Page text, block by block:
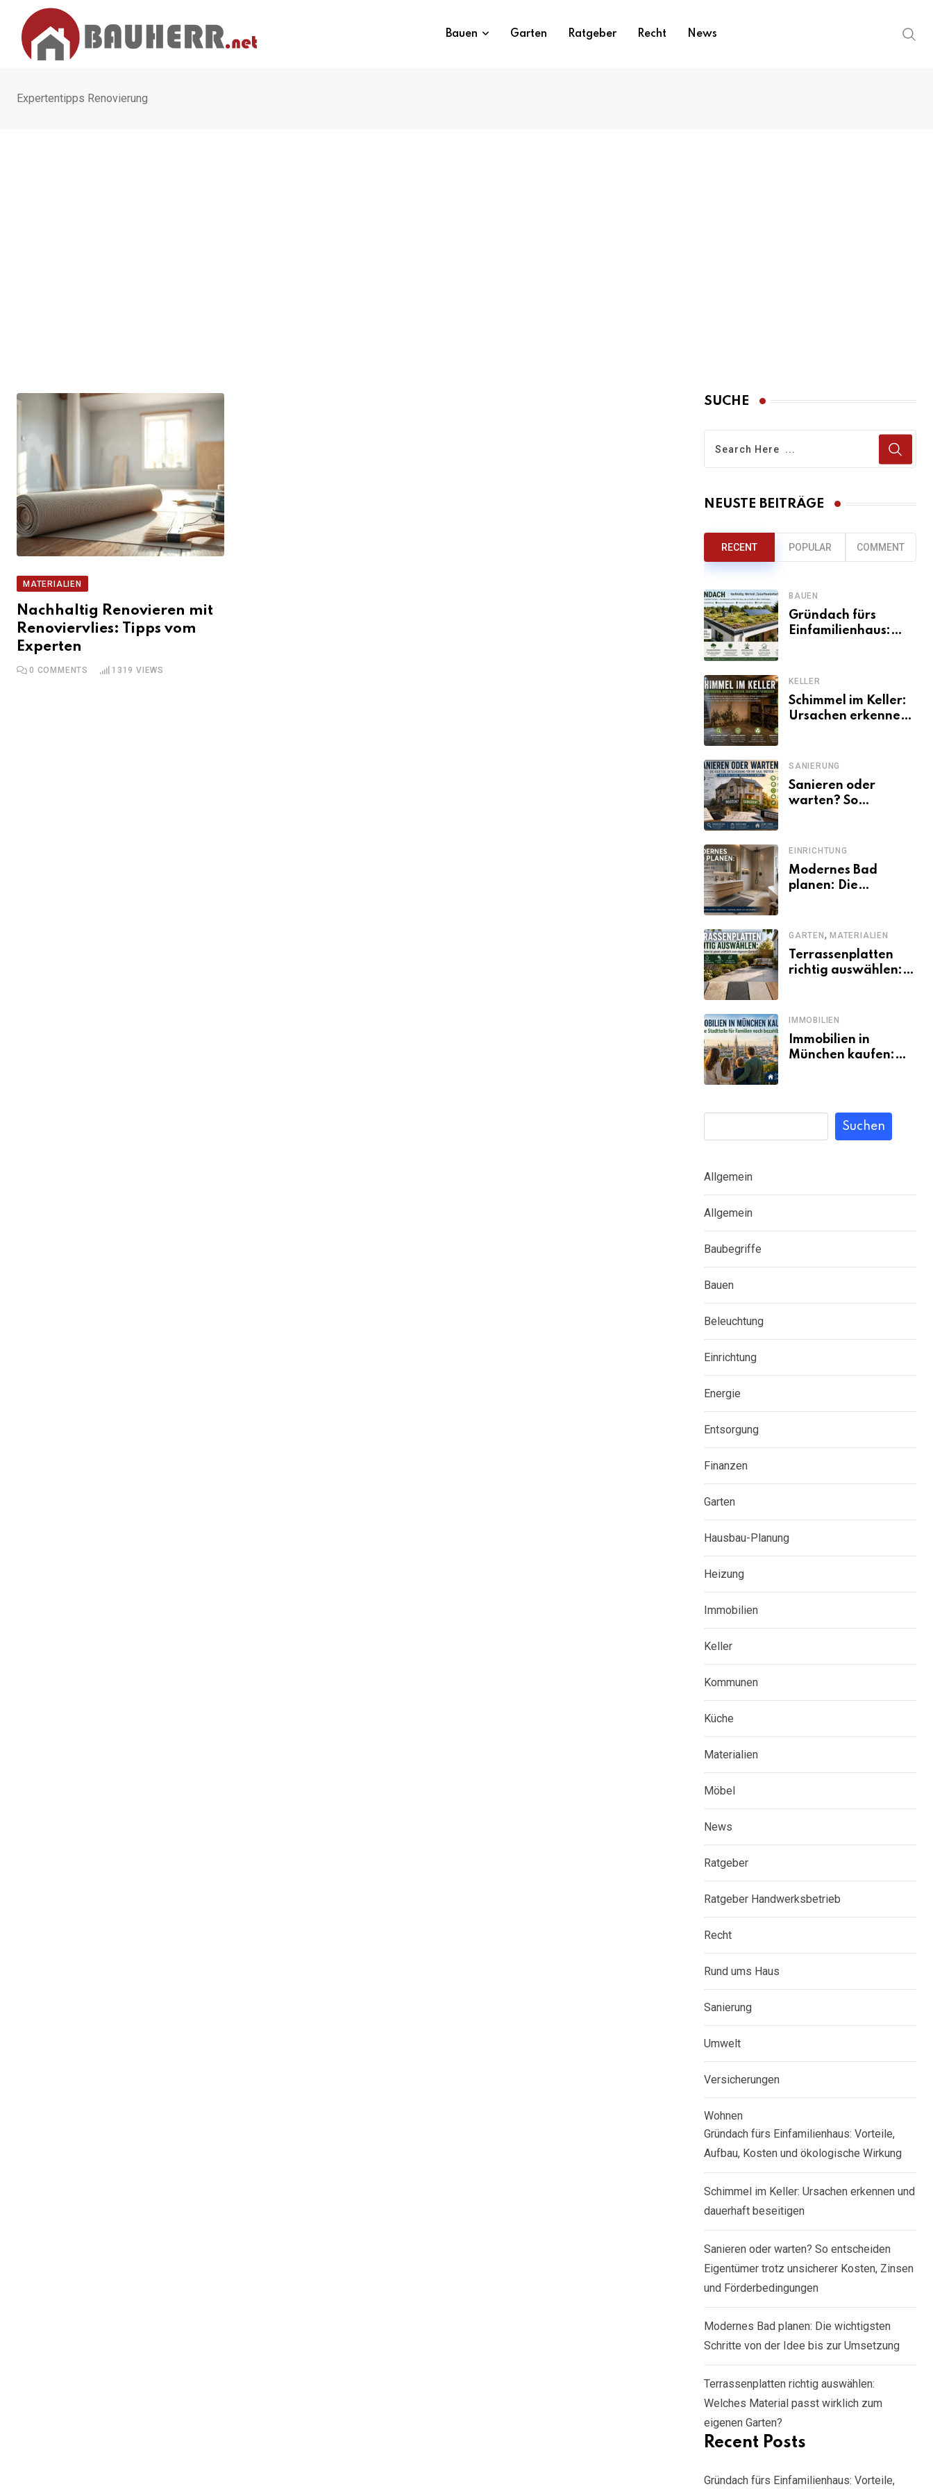
content
Bauen Garten Ratgeber Recht News
Expertentipps Renovierung
MATERIALIEN
Nachhaltig Renovieren mit
Renoviervlies: Tipps vom
Experten
0 COMMENTS 1319 VIEWS
SUCHE
NEUSTE BEITRÄGE
RECENT POPULAR COMMENT
BAUEN
Gründach fürs
Einfamilienhaus:
ökologische Wirkung
KELLER
Schimmel im Keller:
Ursachen erkennen
SANIERUNG
Sanieren oder
warten? So
unsicherer Kosten,
Zinsen und
Förderbedingungen
EINRICHTUNG
Modernes Bad
planen: Die
Umsetzung
GARTEN, MATERIALIEN
Terrassenplatten
richtig auswählen:
eigenen Garten?
IMMOBILIEN
Immobilien in
München kaufen:
Suchen
Allgemein
Allgemein
Baubegriffe
Bauen
Beleuchtung
Einrichtung
Energie
Entsorgung
Finanzen
Garten
Hausbau-Planung
Heizung
Immobilien
Keller
Kommunen
Küche
Materialien
Möbel
News
Ratgeber
Ratgeber Handwerksbetrieb
Recht
Rund ums Haus
Sanierung
Umwelt
Versicherungen
Wohnen
Gründach fürs Einfamilienhaus: Vorteile,
Aufbau, Kosten und ökologische Wirkung
Schimmel im Keller: Ursachen erkennen und
dauerhaft beseitigen
Sanieren oder warten? So entscheiden
Eigentümer trotz unsicherer Kosten, Zinsen
und Förderbedingungen
Modernes Bad planen: Die wichtigsten
Schritte von der Idee bis zur Umsetzung
Terrassenplatten richtig auswählen:
Welches Material passt wirklich zum
eigenen Garten?
Recent Posts
Gründach fürs Einfamilienhaus: Vorteile,